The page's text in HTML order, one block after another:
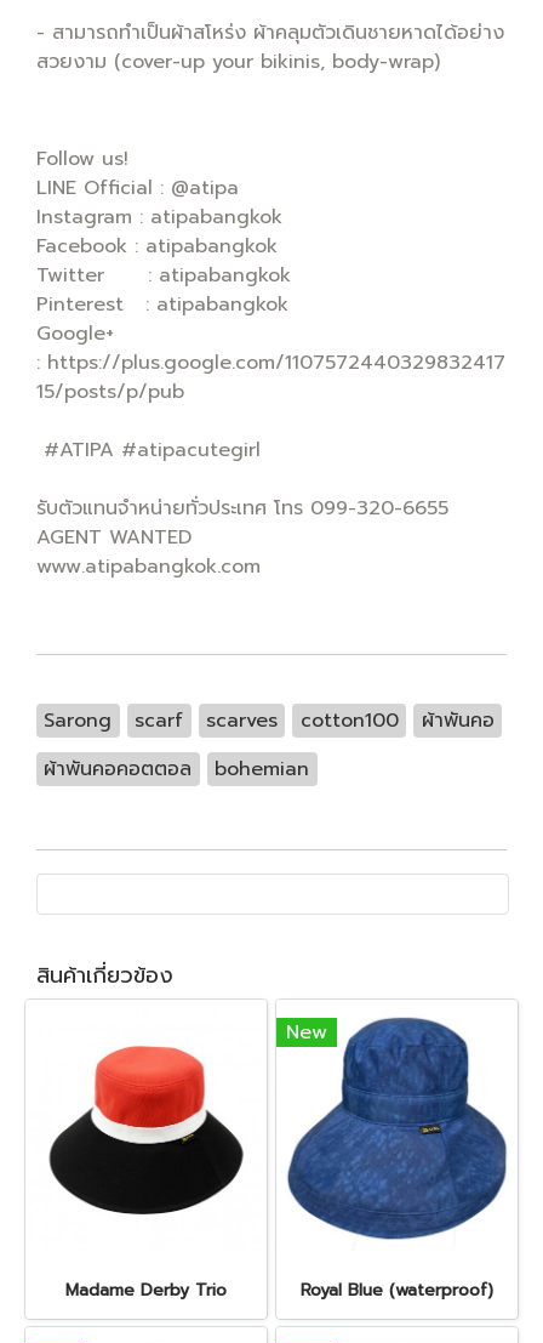
- สามารถทำเป็นผ้าสโหร่ง ผ้าคลุมตัวเดินชายหาดได้อย่าง
สวยงาม (cover-up your bikinis, body-wrap)
Follow us!
LINE Official : @atipa
Instagram : atipabangkok
Facebook : atipabangkok
Twitter : atipabangkok
Pinterest : atipabangkok
Google+
: https://plus.google.com/1107572440329832417
15/posts/p/pub
#ATIPA #atipacutegirl
รับตัวแทนจำหน่ายทั่วประเทศ โทร 099-320-6655
AGENT WANTED
www.atipabangkok.com
Sarong scarf scarves cotton100
ผ้าพันคอ
ผ้าพันคอคอตตอล
bohemian
สินค้าเกี่ยวข้อง
Madame Derby Trio
New
Royal Blue (waterproof)